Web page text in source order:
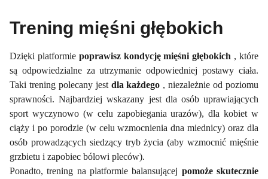
Trening mięśni głębokich
Dzięki platformie poprawisz kondycję mięśni głębokich , które
są odpowiedzialne za utrzymanie odpowiedniej postawy ciała.
Taki trening polecany jest dla każdego , niezależnie od poziomu
sprawności. Najbardziej wskazany jest dla osób uprawiających
sport wyczynowo (w celu zapobiegania urazów), dla kobiet w
ciąży i po porodzie (w celu wzmocnienia dna miednicy) oraz dla
osób prowadzących siedzący tryb życia (aby wzmocnić mięśnie
grzbietu i zapobiec bólowi pleców).
Ponadto, trening na platformie balansującej pomoże skutecznie